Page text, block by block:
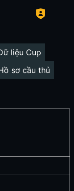
liệu Cup
sơ cầu thủ